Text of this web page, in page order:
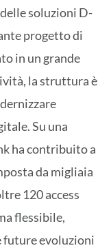
soluzioni D-
progetto di
in un grande
la struttura è
Su una
ha contribuito a
da migliaia
120 access
flessibile,
future evoluzioni